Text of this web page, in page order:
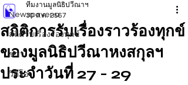
Newspavena
สถิติรับเรื่องร้องทุกข์
ข่าว
วิดีโอ
สถิติการรับเรื่องราวร้องทุกข์
ของมูลนิธิปวีณาหงสกุลฯ
ประจำวันที่ 27 - 29
ทีมงานมูลนิธิปวีณาฯ
30 ส.ค. 2567